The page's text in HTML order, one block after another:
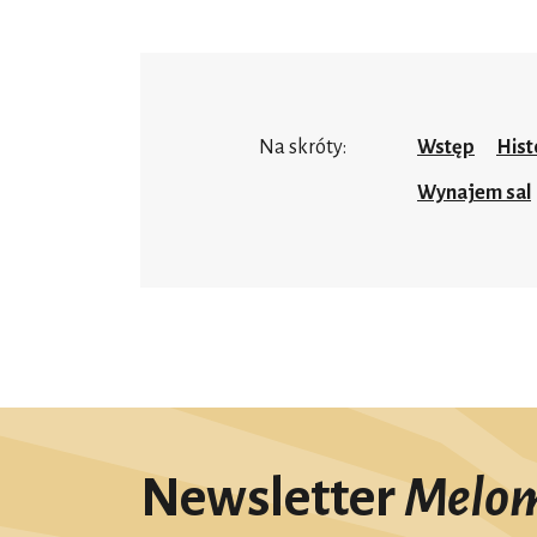
Na skróty: Wstęp
Wynajem sal
Newsletter